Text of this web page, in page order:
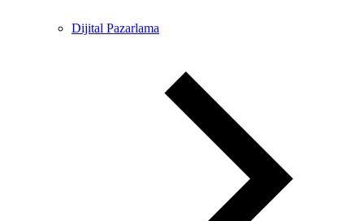
Dijital Pazarlama